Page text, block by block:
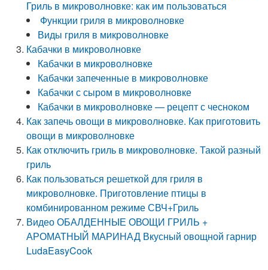
Гриль в микроволновке: как им пользоваться
Функции гриля в микроволновке
Виды гриля в микроволновке
Кабачки в микроволновке
Кабачки в микроволновке
Кабачки запеченные в микроволновке
Кабачки с сыром в микроволновке
Кабачки в микроволновке — рецепт с чесноком
Как запечь овощи в микроволновке. Как приготовить
овощи в микроволновке
Как отключить гриль в микроволновке. Такой разный
гриль
Как пользоваться решеткой для гриля в
микроволновке. Приготовление птицы в
комбинированном режиме СВЧ+Гриль
Видео ОБАЛДЕННЫЕ ОВОЩИ ГРИЛЬ +
АРОМАТНЫЙ МАРИНАД Вкусный овощной гарнир
LudaEasyCook